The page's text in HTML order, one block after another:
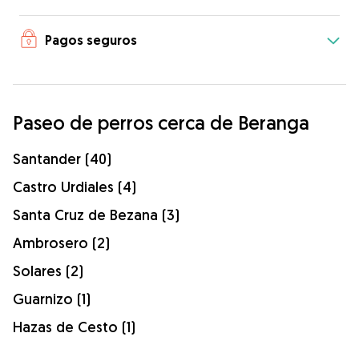
Pagos seguros
Paseo de perros cerca de Beranga
Santander (40)
Castro Urdiales (4)
Santa Cruz de Bezana (3)
Ambrosero (2)
Solares (2)
Guarnizo (1)
Hazas de Cesto (1)